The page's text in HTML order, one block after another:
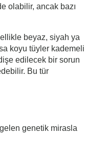
olabilir, ancak bazı
beyaz, siyah ya
koyu tüyler kademeli
edilecek bir sorun
Bu tür
genetik mirasla